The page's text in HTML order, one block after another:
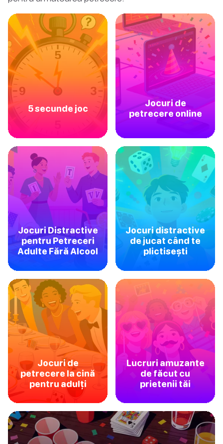
5 secunde joc
Jocuri de
petrecere online
Jocuri Distractive
pentru Petreceri
Adulte Fără Alcool
Jocuri distractive
de jucat când te
plictisești
Jocuri de
petrecere la cină
pentru adulți
Lucruri amuzante
de făcut cu
prietenii tăi